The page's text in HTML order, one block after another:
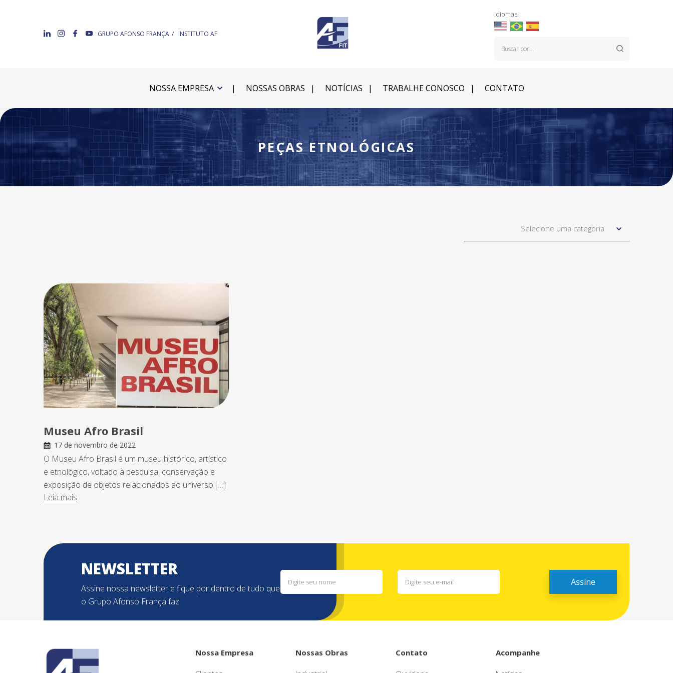
GRUPO AFONSO FRANÇA INSTITUTO AF
Idiomas:
NOSSA EMPRESA NOSSAS OBRAS NOTÍCIAS TRABALHE CONOSCO CONTATO
PEÇAS ETNOLÓGICAS
Selecione uma categoria
Museu Afro Brasil
17 de novembro de 2022
O Museu Afro Brasil é um museu histórico, artístico
e etnológico, voltado à pesquisa, conservação e
exposição de objetos relacionados ao universo […]
Leia mais
NEWSLETTER
Assine nossa newsletter e fique por dentro de tudo que
o Grupo Afonso França faz.
Nossa Empresa Nossas Obras Contato Acompanhe